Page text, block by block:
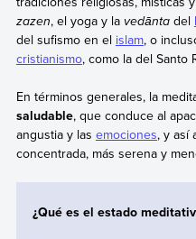
zazen, el yoga y la vedāntadel
del sufismo en el islam, o
cristianismo, como la del Santo
En términos generales, la
saludable, que conduce al
angustia y las emociones, y así
concentrada, más serena y
¿Qué es el estado